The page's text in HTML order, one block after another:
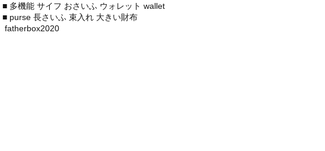
■ 多機能 サイフ おさいふ ウォレット wallet
■ purse 長さいふ 束入れ 大きい財布
fatherbox2020